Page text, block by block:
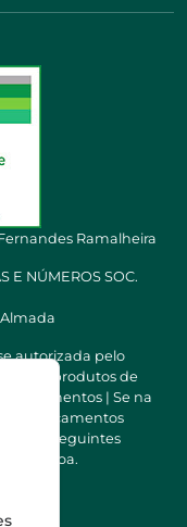
Ramalheira
E NÚMEROS SOC.
Almada
autorizada pelo
e produtos de
| Se na
Medicamentos
nos seguintes
e Lisboa.